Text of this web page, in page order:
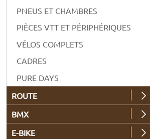
PNEUS ET CHAMBRES
PIÈCES VTT ET PÉRIPHÉRIQUES
VÉLOS COMPLETS
CADRES
PURE DAYS
ROUTE
BMX
E-BIKE